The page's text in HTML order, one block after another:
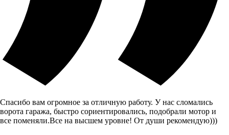
Спасибо вам огромное за отличную работу. У нас сломались
ворота гаража, быстро сориентировались, подобрали мотор и
все поменяли.Все на высшем уровне! От души рекомендую)))